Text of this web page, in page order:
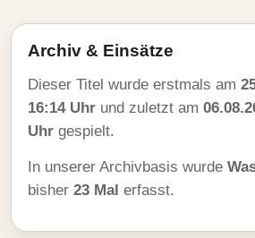
Archiv & Einsätze
Dieser Titel wurde erstmals am
16:14 Uhr und zuletzt am
Uhr gespielt.
In unserer Archivbasis wurde
bisher 23 Mal erfasst.